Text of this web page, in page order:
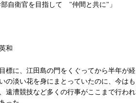
部自衛官を目指して "仲間と共に"」
和
標に、江田島の門をくぐってから半年が
の淡い花を身にまとっていたのに、今は
遠漕競技など多くの行事がここまで行わ